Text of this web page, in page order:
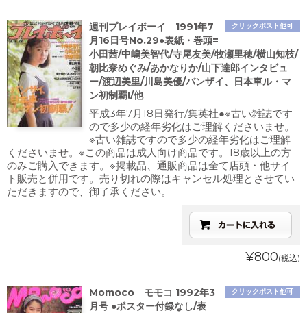
クリックポスト他可
週刊プレイボーイ 1991年7
月16日号No.29●表紙・巻頭=
小田茜/中嶋美智代/寺尾友美/牧瀬里穂/横山知枝/
朝比奈めぐみ/あかなりか/山下達郎インタビュ
ー/渡辺美里/川島美優/バンザイ、日本車ル・マ
ン初制覇!/他
平成3年7月18日発行/集英社●※古い雑誌です
ので多少の経年劣化はご理解くださいませ。
※古い雑誌ですので多少の経年劣化はご理解
くださいませ。※この商品は成人向け商品です。18歳以上の方
のみご購入できます。※掲載品、通販商品は全て店頭・他サイ
ト販売と併用です。売り切れの際はキャンセル処理とさせてい
ただきますので、御了承ください。
¥800(税込)
クリックポスト他可
Momoco モモコ 1992年3
月号 ●ポスター付録なし/表